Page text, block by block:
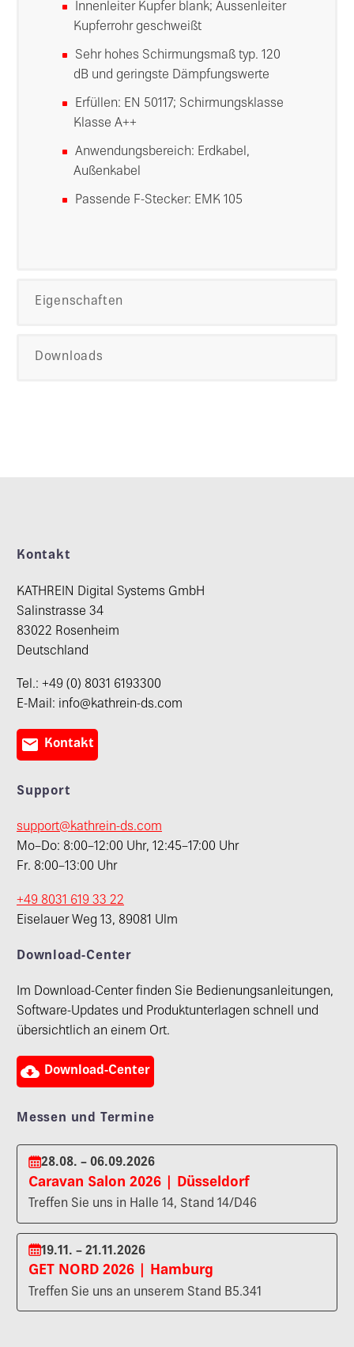
Innenleiter Kupfer blank; Aussenleiter
Kupferrohr geschweißt
Sehr hohes Schirmungsmaß typ. 120
dB und geringste Dämpfungswerte
Erfüllen: EN 50117; Schirmungsklasse
Klasse A++
Anwendungsbereich: Erdkabel,
Außenkabel
Passende F-Stecker: EMK 105
Eigenschaften
Downloads
Kontakt
KATHREIN Digital Systems GmbH
Salinstrasse 34
83022 Rosenheim
Deutschland
Tel.: +49 (0) 8031 6193300
E-Mail: info@kathrein-ds.com
 Kontakt
Support
support@kathrein-ds.com
Mo–Do: 8:00–12:00 Uhr, 12:45–17:00 Uhr
Fr. 8:00–13:00 Uhr
+49 8031 619 33 22
Eiselauer Weg 13, 89081 Ulm
Download-Center
Im Download-Center finden Sie Bedienungsanleitungen,
Software-Updates und Produktunterlagen schnell und
übersichtlich an einem Ort.
 Download-Center
Messen und Termine
28.08. – 06.09.2026
Caravan Salon 2026 | Düsseldorf
Treffen Sie uns in Halle 14, Stand 14/D46
19.11. – 21.11.2026
GET NORD 2026 | Hamburg
Treffen Sie uns an unserem Stand B5.341